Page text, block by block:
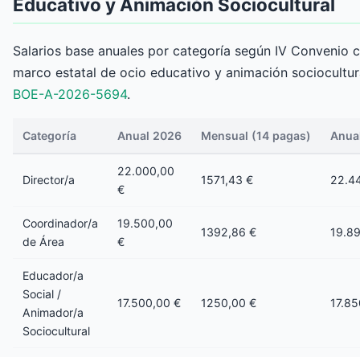
Educativo y Animación Sociocultural
Salarios base anuales por categoría según IV Convenio
marco estatal de ocio educativo y animación
BOE-A-2026-5694.
Categoría Anual 2026 Mensual (14 pagas)
Director/a
22.000,00
€
1571,43 €
Coordinador/a
de Área
19.500,00
€
1392,86 €
Educador/a
Social /
Animador/a
Sociocultural
17.500,00 € 1250,00 €